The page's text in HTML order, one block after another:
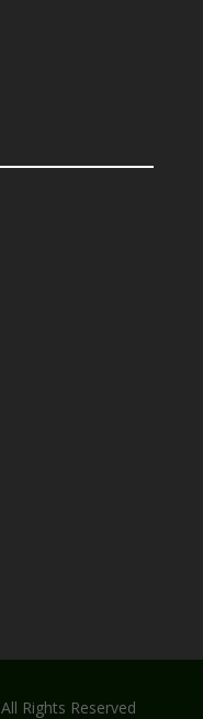
All Rights Reserved